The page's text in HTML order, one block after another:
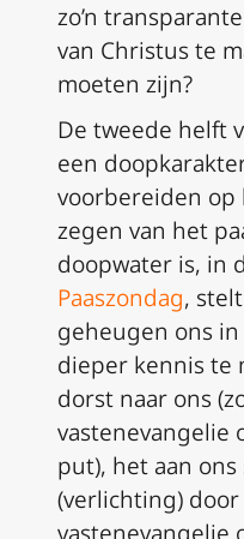
zo’n
van Christus te
moeten zijn?
De tweede helft
een
voorbereiden op
zegen van het
doopwater is, in
Paaszondag,
geheugen ons
dieper kennis te
dorst naar ons
vastenevangelie
put), het aan
(verlichting)